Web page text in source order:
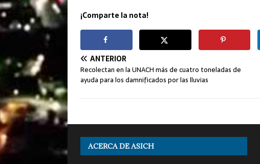
¡Comparte la nota!
ANTERIOR
Recolectan en la UNACH más de cuatro toneladas de
ayuda para los damnificados por las lluvias
ACERCA DE ASICH